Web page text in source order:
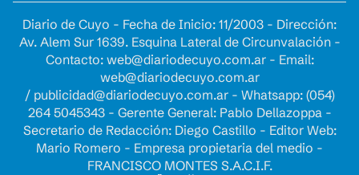
Diario de Cuyo - Fecha de Inicio: 11/2003 - Dirección:
Av. Alem Sur 1639. Esquina Lateral de Circunvalación -
Contacto: web@diariodecuyo.com.ar- Email:
web@diariodecuyo.com.ar
/ publicidad@diariodecuyo.com.ar- Whatsapp: (054)
264 5045343 - Gerente General: Pablo Dellazoppa -
Secretario de Redacción: Diego Castillo - Editor Web:
Mario Romero - Empresa propietaria del medio -
FRANCISCO MONTES S.A.C.I.F.